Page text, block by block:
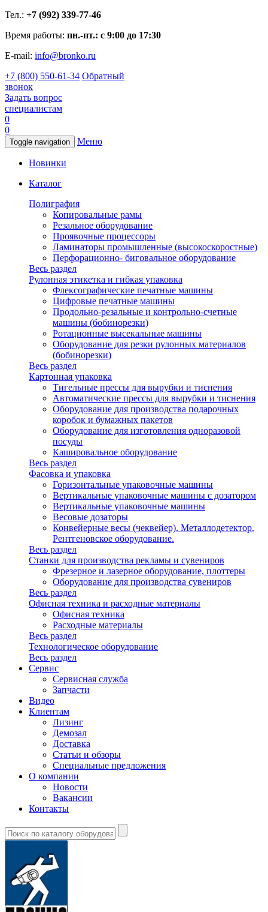
Тел.: +7 (992) 339-77-46
Время работы: пн.-пт.: с 9:00 до 17:30
E-mail: info@bronko.ru
+7 (800) 550-61-34 Обратный
звонок
Задать вопрос
специалистам
0
0
Toggle navigation Меню
Новинки
Каталог
Полиграфия
Копировальные рамы
Резальное оборудование
Проявочные процессоры
Ламинаторы промышленные (высокоскоростные)
Перфорационно- биговальное оборудование
Весь раздел
Рулонная этикетка и гибкая упаковка
Флексографические печатные машины
Цифровые печатные машины
Продольно-резальные и контрольно-счетные
машины (бобинорезки)
Ротационные высекальные машины
Оборудование для резки рулонных материалов
(бобинорезки)
Весь раздел
Картонная упаковка
Тигельные прессы для вырубки и тиснения
Автоматические прессы для вырубки и тиснения
Оборудование для производства подарочных
коробок и бумажных пакетов
Оборудование для изготовления одноразовой
посуды
Кашировальное оборудование
Весь раздел
Фасовка и упаковка
Горизонтальные упаковочные машины
Вертикальные упаковочные машины с дозатором
Вертикальные упаковочные машины
Весовые дозаторы
Конвейерные весы (чеквейер). Металлодетектор.
Рентгеновское оборудование.
Весь раздел
Станки для производства рекламы и сувениров
Фрезерное и лазерное оборудование, плоттеры
Оборудование для производства сувениров
Весь раздел
Офисная техника и расходные материалы
Офисная техника
Расходные материалы
Весь раздел
Технологическое оборудование
Весь раздел
Сервис
Сервисная служба
Запчасти
Видео
Клиентам
Лизинг
Демозал
Доставка
Статьи и обзоры
Специальные предложения
О компании
Новости
Вакансии
Контакты